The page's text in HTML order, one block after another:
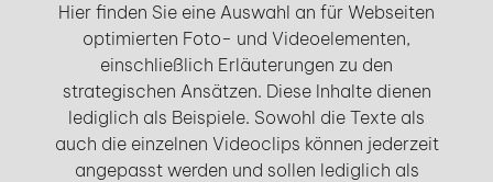
Hier finden Sie eine Auswahl an für Webseiten
optimierten Foto- und Videoelementen,
einschließlich Erläuterungen zu den
strategischen Ansätzen. Diese Inhalte dienen
lediglich als Beispiele. Sowohl die Texte als
auch die einzelnen Videoclips können jederzeit
angepasst werden und sollen lediglich als